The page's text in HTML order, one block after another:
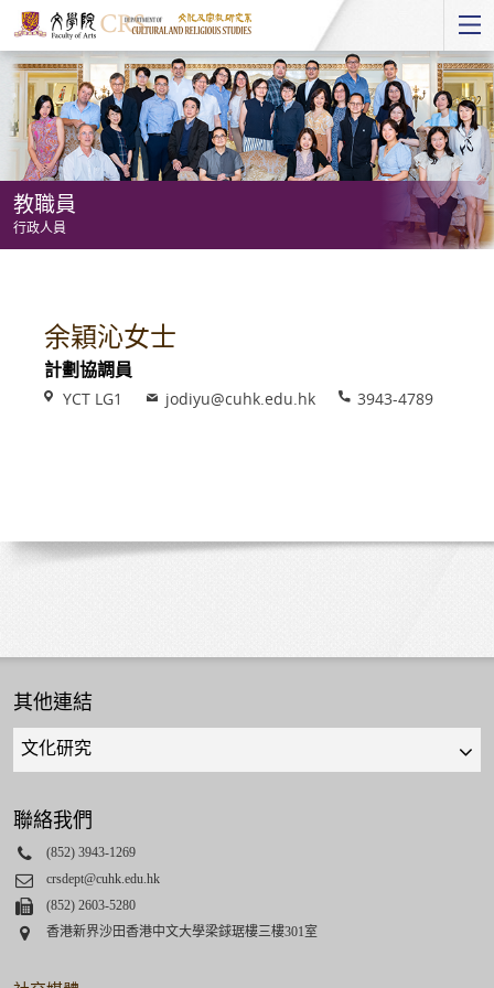
Start
main
Content
教職員
行政人員
余穎沁女士
計劃協調員
VenueYCT LG1 Emailjodiyu@cuhk.edu.hk Phone3943-4789
其他連結
Quick
links
select
聯絡我們
Phone
(852) 3943-1269
Email
crsdept@cuhk.edu.hk
Fax(852) 2603-5280
Address
香港新界沙田香港中文大學梁銶琚樓三樓301室